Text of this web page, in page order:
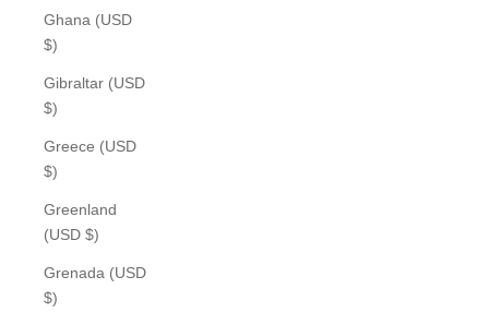
Ghana (USD
$)
Gibraltar (USD
$)
Greece (USD
$)
Greenland
(USD $)
Grenada (USD
$)